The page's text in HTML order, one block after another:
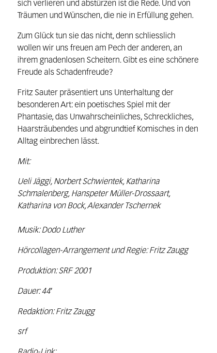
sich verlieren und abstürzen ist die Rede. Und von
Träumen und Wünschen, die nie in Erfüllung gehen.
Zum Glück tun sie das nicht, denn schliesslich
wollen wir uns freuen am Pech der anderen, an
ihrem gnadenlosen Scheitern. Gibt es eine schönere
Freude als Schadenfreude?
Fritz Sauter präsentiert uns Unterhaltung der
besonderen Art: ein poetisches Spiel mit der
Phantasie, das Unwahrscheinliches, Schreckliches,
Haarsträubendes und abgrundtief Komisches in den
Alltag einbrechen lässt.
Mit:
Ueli Jäggi, Norbert Schwientek, Katharina
Schmalenberg, Hanspeter Müller-Drossaart,
Katharina von Bock, Alexander Tschernek
Musik: Dodo Luther
Hörcollagen-Arrangement und Regie: Fritz Zaugg
Produktion: SRF 2001
Dauer: 44′
Redaktion: Fritz Zaugg
srf